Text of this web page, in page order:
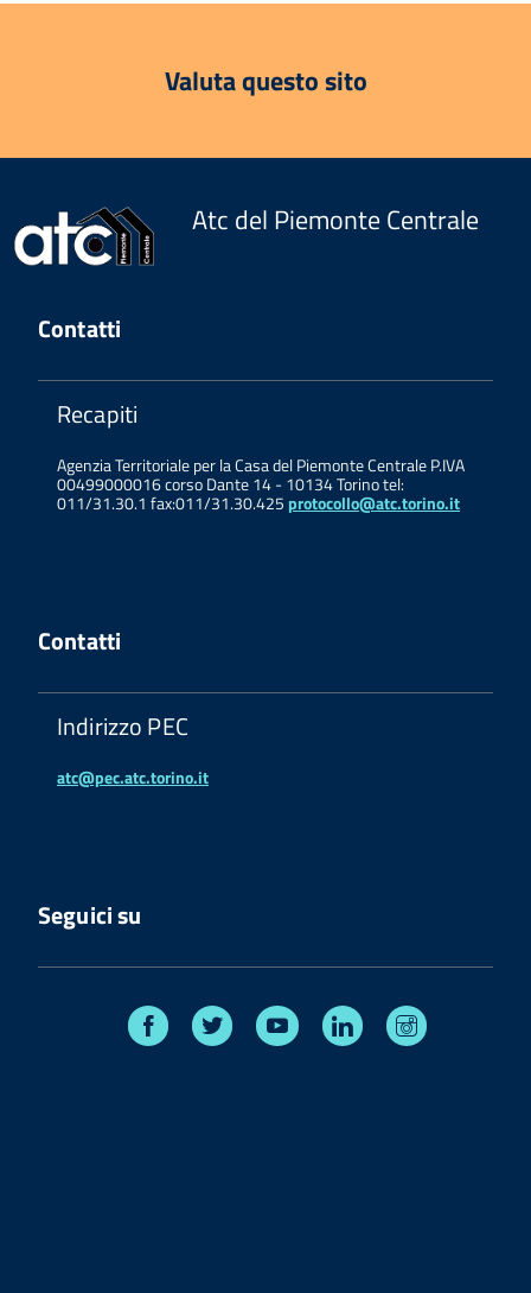
Valuta questo sito
Atc del Piemonte Centrale
Contatti
Recapiti
Agenzia Territoriale per la Casa del Piemonte Centrale P.IVA
00499000016 corso Dante 14 - 10134 Torino tel:
011/31.30.1 fax:011/31.30.425 protocollo@atc.torino.it
Contatti
Indirizzo PEC
atc@pec.atc.torino.it
Seguici su
Facebook Twitter Youtube Linkedin